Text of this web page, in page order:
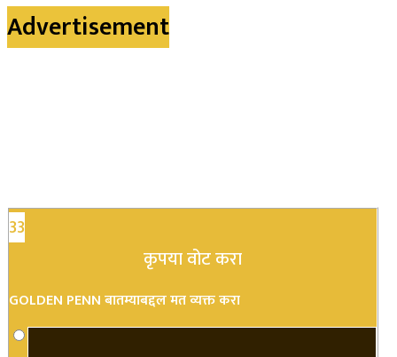
Advertisement
33
कृपया वोट करा
GOLDEN PENN बातम्याबद्दल मत व्यक्त करा